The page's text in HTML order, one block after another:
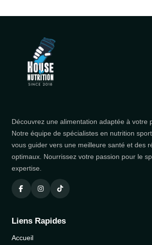
Découvrez une alimentation adaptée à votre
Notre équipe de spécialistes en nutrition
vous guider vers une meilleure santé et des
optimaux. Nourrissez votre passion pour le
expertise.
Liens Rapides
Accueil